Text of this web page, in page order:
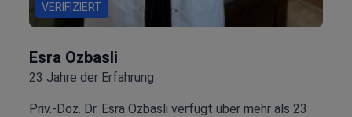
VERIFIZIERT
Esra Ozbasli
23 Jahre der Erfahrung
Priv.-Doz. Dr. Esra Ozbasli verfügt über mehr als 23